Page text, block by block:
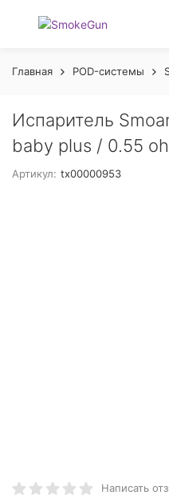
Главная POD-системы
Испаритель
baby plus / 0.55
Артикул: tx00000953
Написать